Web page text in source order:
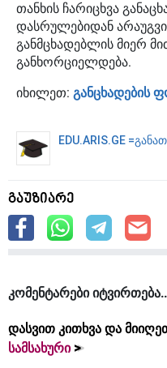
თანხის ჩარიცხვა
დასრულებიდან
განმცხადებლის მიერ
განხორციელდება.
იხილეთ: განცხადების
EDU.ARIS.GE
გაუზიარე
კომენტარები იტვირთება
დასვით კითხვა და
სამსახური